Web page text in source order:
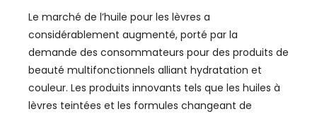
Le marché de l’huile pour les lèvres a
considérablement augmenté, porté par la
demande des consommateurs pour des produits de
beauté multifonctionnels alliant hydratation et
couleur. Les produits innovants tels que les huiles à
lèvres teintées et les formules changeant de